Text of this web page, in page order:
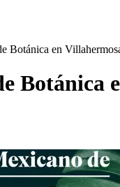
Botánica en
Botánica